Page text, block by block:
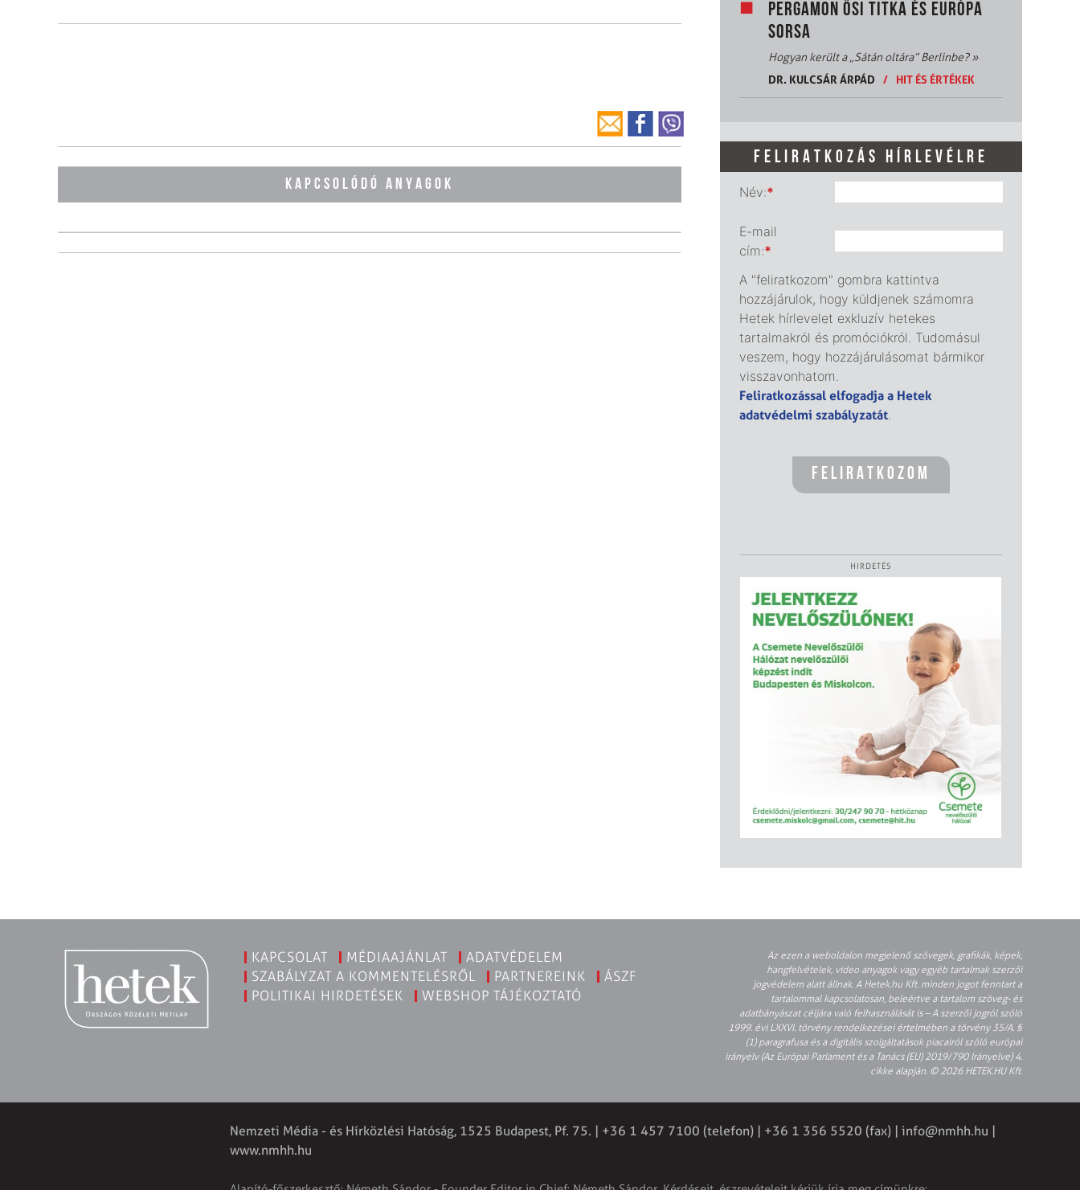
KAPCSOLÓDÓ ANYAGOK
PERGAMON ŐSI TITKA ÉS EURÓPA
SORSA
Hogyan került a „Sátán oltára” Berlinbe?»
DR. KULCSÁR ÁRPÁD
/ HIT ÉS ÉRTÉKEK
FELIRATKOZÁS HÍRLEVÉLRE
Név:*
E-mail
cím:*
A "feliratkozom" gombra kattintva
hozzájárulok, hogy küldjenek számomra
Hetek hírlevelet exkluzív hetekes
tartalmakról és promóciókról. Tudomásul
veszem, hogy hozzájárulásomat bármikor
visszavonhatom.
Feliratkozással elfogadja a Hetek
adatvédelmi szabályzatát.
HIRDETÉS
KAPCSOLAT MÉDIAAJÁNLAT
ADATVÉDELEM
SZABÁLYZAT A KOMMENTELÉSRŐL
PARTNEREINK
ÁSZF
POLITIKAI HIRDETÉSEK
WEBSHOP TÁJÉKOZTATÓ
Az ezen a weboldalon megjelenő szövegek, grafikák, képek,
hangfelvételek, video anyagok vagy egyéb tartalmak szerzői
jogvédelem alatt állnak. A Hetek.hu Kft. minden jogot fenntart a
tartalommal kapcsolatosan, beleértve a tartalom szöveg- és
adatbányászat céljára való felhasználását is – A szerzői jogról szóló
1999. évi LXXVI. törvény rendelkezései értelmében a törvény 35/A. §
(1) paragrafusa és a digitális szolgáltatások piacairól szóló európai
irányelv (Az Európai Parlament és a Tanács (EU) 2019/790 Irányelve) 4.
cikke alapján. © 2026 HETEK.HU Kft.
Nemzeti Média - és Hírközlési Hatóság, 1525 Budapest, Pf. 75. | +36 1 457 7100 (telefon) | +36 1 356 5520 (fax) | info@nmhh.hu
www.nmhh.hu